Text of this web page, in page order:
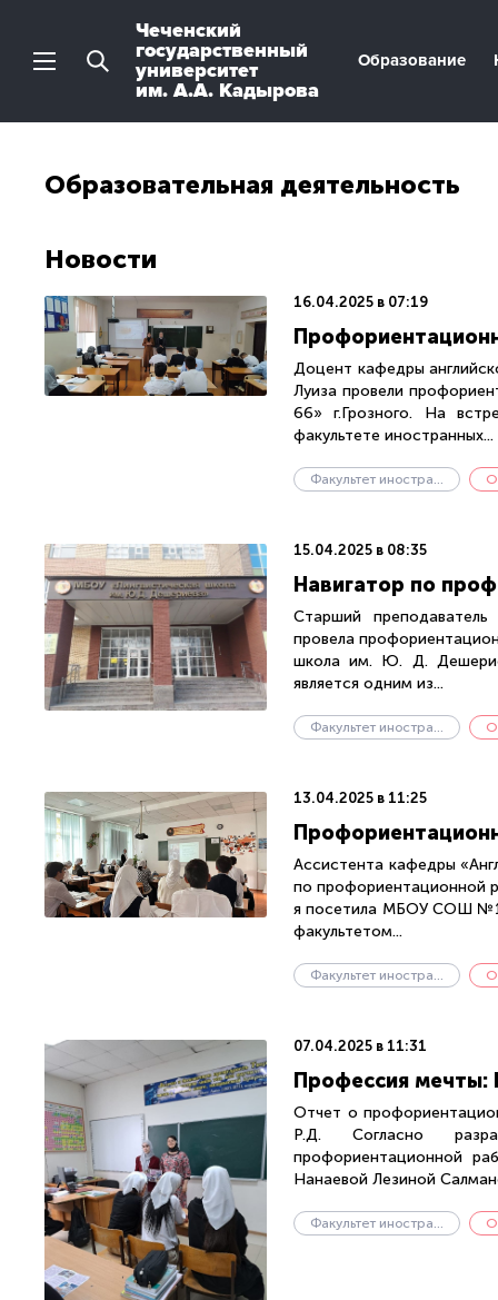
Чеченский
государственный
университет
им. А.А. Кадырова
Образование
Образовательная деятельность
Новости
16.04.2025 в 07:19
Доцент кафедры
Луиза провели
66» г.Грозного. На
факультете иностранных...
Факультет иностранных языков
15.04.2025 в 08:35
Навигатор по
Старший
провела
школа им. Ю. Д.
является одним из...
Факультет иностранных языков
13.04.2025 в 11:25
Ассистента кафедры
по профориентационной
я посетила МБОУ СОШ №1
факультетом...
Факультет иностранных языков
07.04.2025 в 11:31
Профессия мечты:
Отчет о
Р.Д. Согласно
профориентационной
Нанаевой Лезиной
Факультет иностранных языков